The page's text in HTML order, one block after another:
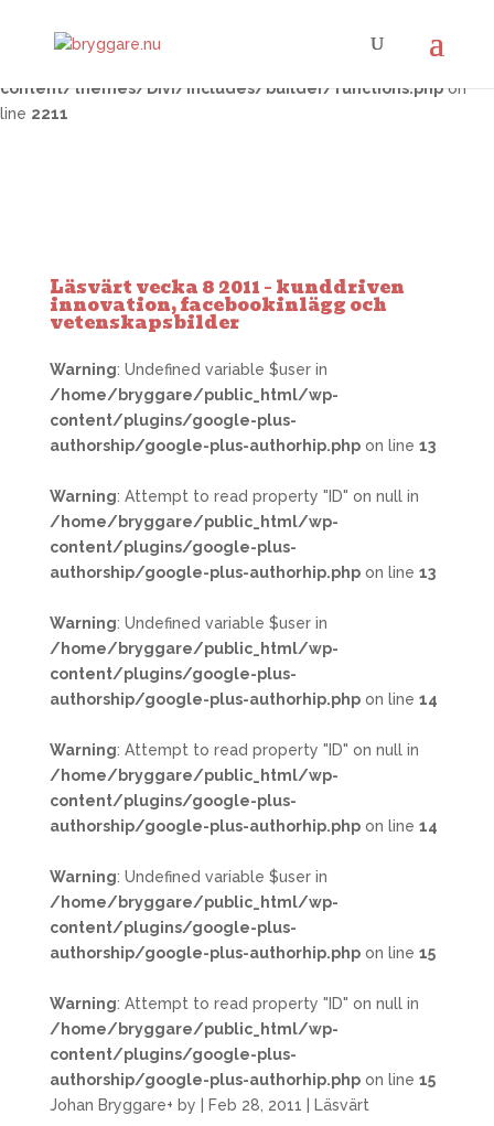
Warning: Trying to access array offset on false in
content/themes/Divi/includes/builder/functions.phpon
line 2211
Läsvärt vecka 8 2011 – kunddriven
innovation, facebookinlägg och
vetenskapsbilder
Warning: Undefined variable $user in
/home/bryggare/public_html/wp-
content/plugins/google-plus-
authorship/google-plus-authorhip.phpon line 13
Warning: Attempt to read property "ID" on null in
/home/bryggare/public_html/wp-
content/plugins/google-plus-
authorship/google-plus-authorhip.phpon line 13
Warning: Undefined variable $user in
/home/bryggare/public_html/wp-
content/plugins/google-plus-
authorship/google-plus-authorhip.phpon line 14
Warning: Attempt to read property "ID" on null in
/home/bryggare/public_html/wp-
content/plugins/google-plus-
authorship/google-plus-authorhip.phpon line 14
Warning: Undefined variable $user in
/home/bryggare/public_html/wp-
content/plugins/google-plus-
authorship/google-plus-authorhip.phpon line 15
Warning: Attempt to read property "ID" on null in
/home/bryggare/public_html/wp-
content/plugins/google-plus-
authorship/google-plus-authorhip.phpon line 15
Johan Bryggare+ by Feb 28, 2011 Läsvärt